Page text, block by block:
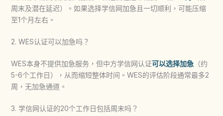
周末及潜在延迟）。如果选择学信网加急且一切顺利，可能压缩
至1个月左右。
2. WES认证可以加急吗？
WES本身不提供加急服务，但中方学信网认证可以选择加急（约
5-6个工作日），从而缩短整体时间。WES的评估阶段通常最多2
周，无加急通道。
3. 学信网认证的20个工作日包括周末吗？